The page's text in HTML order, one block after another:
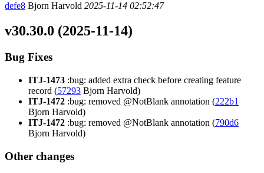
defe8 Bjorn Harvold 2025-11-14 02:52:47
v30.30.0 (2025-11-14)
Bug Fixes
ITJ-1473 :bug: added extra check before creating feature
record (57293 Bjorn Harvold)
ITJ-1472 :bug: removed @NotBlank annotation (222b1
Bjorn Harvold)
ITJ-1472 :bug: removed @NotBlank annotation (790d6
Bjorn Harvold)
Other changes